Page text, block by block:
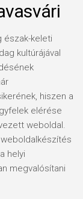
észak-keleti
kultúrájával
hiszen a
elérése
weboldal.
helyi
megvalósítani